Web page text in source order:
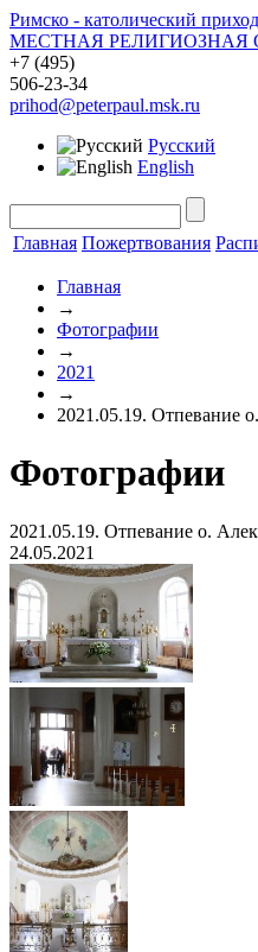
Римско - католический
МЕСТНАЯ РЕЛИГИОЗНАЯ
+7 (495)
506-23-34
prihod@peterpaul.msk.ru
Русский
English
Главная Пожертвования
Главная
→
Фотографии
→
2021
→
2021.05.19. Отпевание
Фотографии
2021.05.19. Отпевание о.
24.05.2021